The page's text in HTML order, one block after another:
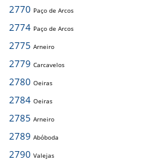
2770 Paço de Arcos
2774 Paço de Arcos
2775 Arneiro
2779 Carcavelos
2780 Oeiras
2784 Oeiras
2785 Arneiro
2789 Abóboda
2790 Valejas